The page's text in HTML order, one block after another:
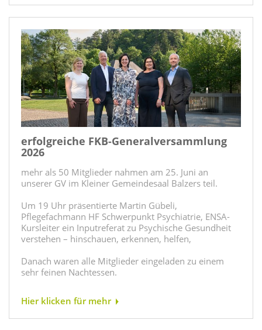
erfolgreiche FKB-Generalversammlung
2026
mehr als 50 Mitglieder nahmen am 25. Juni an
unserer GV im Kleiner Gemeindesaal Balzers teil.
Um 19 Uhr präsentierte Martin Gübeli,
Pflegefachmann HF Schwerpunkt Psychiatrie, ENSA-
Kursleiter ein Inputreferat zu Psychische Gesundheit
verstehen – hinschauen, erkennen, helfen,
Danach waren alle Mitglieder eingeladen zu einem
sehr feinen Nachtessen.
Hier klicken für mehr